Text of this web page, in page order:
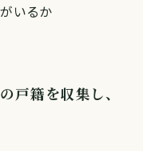
いるか
戸籍を収集し、